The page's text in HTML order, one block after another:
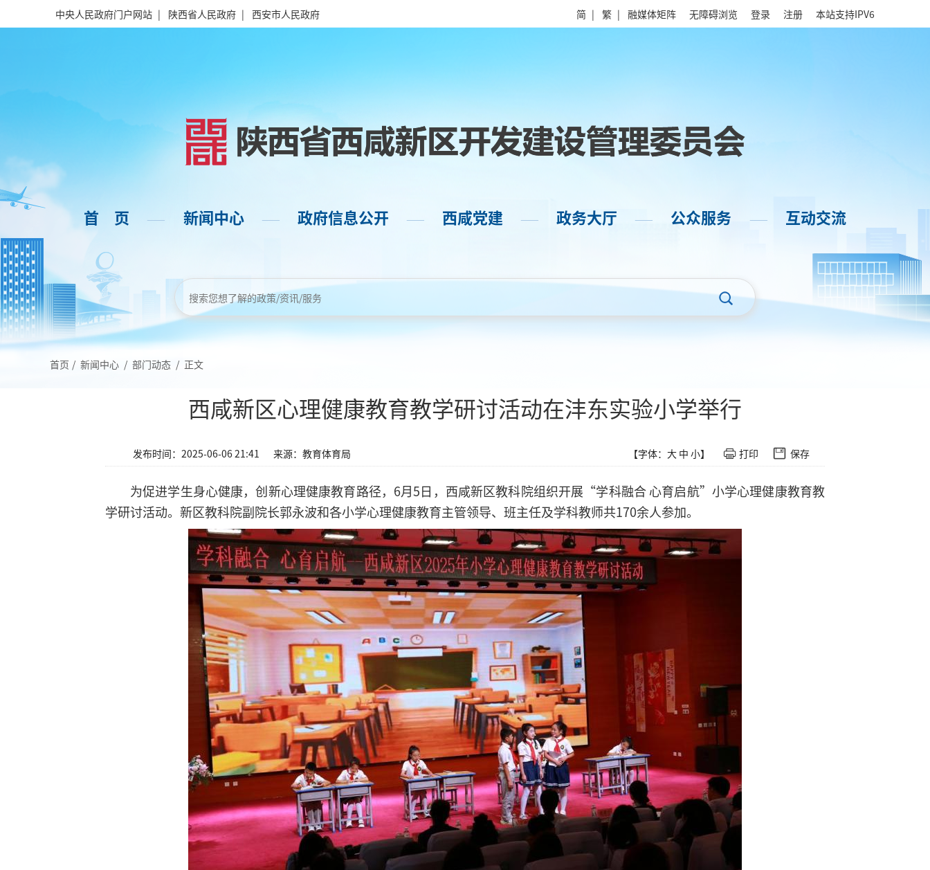
中央人民政府门户网站 | 陕西省人民政府 | 西安市人民政府 简 | 繁 | 融媒体矩阵 无障碍浏览 登录 注册 本站支持IPV6
首 页 —— 新闻中心 —— 政府信息公开 —— 西咸党建 —— 政务大厅 —— 公众服务 —— 互动交流
首页 / 新闻中心 / 部门动态 / 正文
西咸新区心理健康教育教学研讨活动在沣东实验小学举行
发布时间：2025-06-06 21:41 来源：教育体育局 【字体： 大 中 小】 打印 保存
为促进学生身心健康，创新心理健康教育路径，6月5日，西咸新区教科院组织开展“学科融合 心育启航”小学心理健康教育教
学研讨活动。新区教科院副院长郭永波和各小学心理健康教育主管领导、班主任及学科教师共170余人参加。